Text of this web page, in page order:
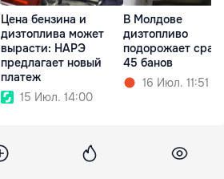
Цена бензина и
дизтоплива может
вырасти: НАРЭ
предлагает новый
платеж
15 Июл. 14:00
В Молдове
дизтопливо
подорожает
45 банов
16 Июл. 11:51